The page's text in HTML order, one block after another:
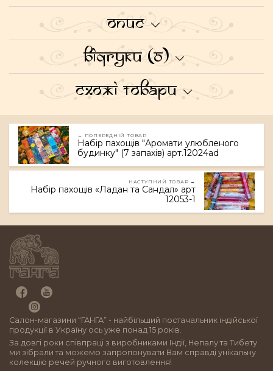
Опис
Відгуки (0)
Схожі товари
← ПОПЕРЕДНІЙ ТОВАР
Набір пахощів "Аромати улюбленого
будинку" (7 запахів) арт.12024ad
НАСТУПНИЙ ТОВАР →
Набір пахощів «Ладан та Сандал» арт
12053-1
Салон-магазини “ГАНГА” - найбільший постачальник індійської
продукції в Україну ось уже понад 15 років.
За довгі роки співпраці з виробниками Індії, Непалу та Тибету
ми зібрали та можемо запропонувати Вам справді унікальну
колекцію речей ручного виготовлення!